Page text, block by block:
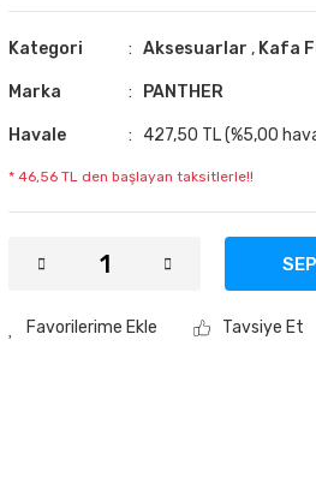
Kategori Aksesuarlar , Kafa
Marka PANTHER
Havale 427,50 TL (%5,00
* 46,56 TL den başlayan taksitlerle!!
Tavsiye Et